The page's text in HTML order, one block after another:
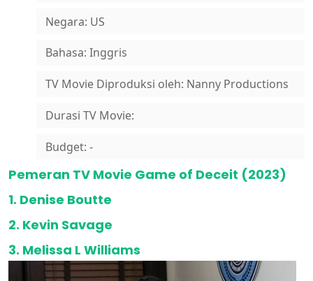
Negara: US
Bahasa: Inggris
TV Movie Diproduksi oleh: Nanny Productions
Durasi TV Movie:
Budget: -
Pemeran TV Movie Game of Deceit (2023)
1. Denise Boutte
2. Kevin Savage
3. Melissa L Williams